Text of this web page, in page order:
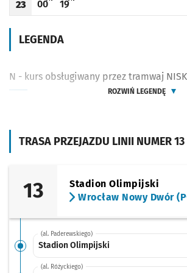
TRASA PRZEJAZDU LINII NUMER 13
13
Stadion Olimpijski
Wrocław Nowy Dwór
(al. Paderewskiego)
Stadion Olimpijski
(al. Różyckiego)
Godzina odjazdu
23
Odjazd
00
minut po godzinie 23
Odjazd
19
minut po godzinie 23
LEGENDA
N - kurs obsługiwany przez tramwaj
ROZWIŃ LEGENDĘ